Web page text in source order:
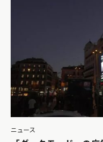
ニュース